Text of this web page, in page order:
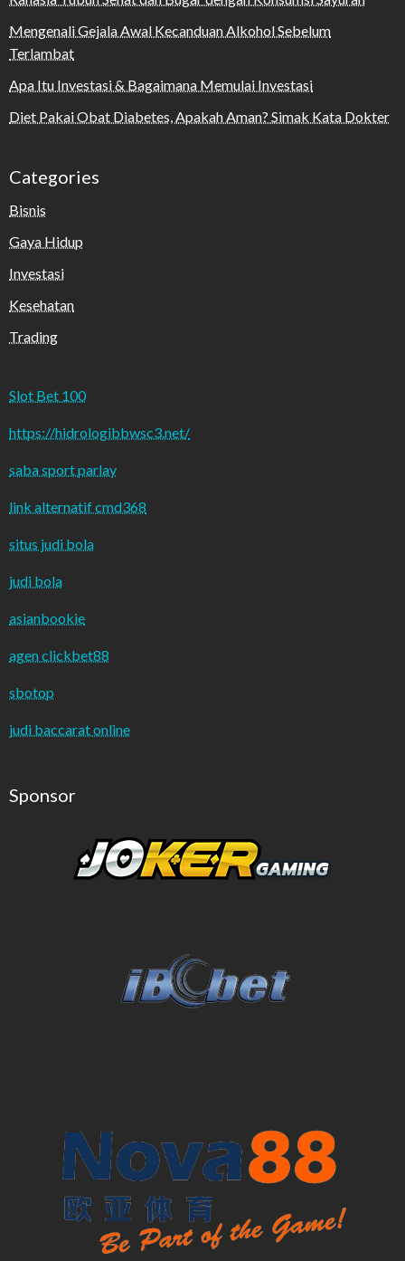
Mengenali Gejala Awal Kecanduan Alkohol Sebelum
Terlambat
Apa Itu Investasi & Bagaimana Memulai Investasi
Diet Pakai Obat Diabetes, Apakah Aman? Simak Kata Dokter
Categories
Bisnis
Gaya Hidup
Investasi
Kesehatan
Trading
Slot Bet 100
https://hidrologibbwsc3.net/
saba sport parlay
link alternatif cmd368
situs judi bola
judi bola
asianbookie
agen clickbet88
sbotop
judi baccarat online
Sponsor